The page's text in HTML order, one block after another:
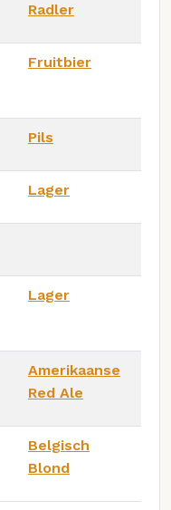
Radler
Fruitbier
Pils
Lager
Lager
Amerikaanse
Red Ale
Belgisch
Blond